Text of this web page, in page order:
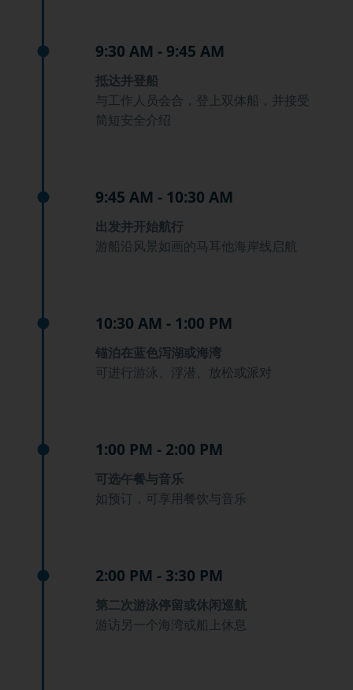
9:30 AM - 9:45 AM
抵达并登船
与工作人员会合，登上双体船，并接受
简短安全介绍
9:45 AM - 10:30 AM
出发并开始航行
游船沿风景如画的马耳他海岸线启航
10:30 AM - 1:00 PM
锚泊在蓝色泻湖或海湾
可进行游泳、浮潜、放松或派对
1:00 PM - 2:00 PM
可选午餐与音乐
如预订，可享用餐饮与音乐
2:00 PM - 3:30 PM
第二次游泳停留或休闲巡航
游访另一个海湾或船上休息